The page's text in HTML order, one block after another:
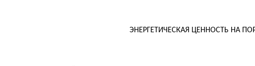
ЭНЕРГЕТИЧЕСКАЯ ЦЕННОСТЬ НА